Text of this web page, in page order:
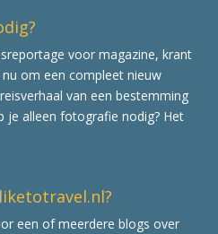
voor magazine, krant
om een compleet nieuw
van een bestemming
je alleen fotografie nodig? Het
een of meerdere blogs over